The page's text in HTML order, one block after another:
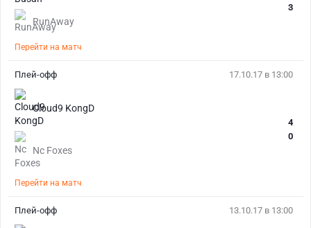
RunAway
3
Перейти на матч
17.10.17 в 13:00
Cloud9 KongD
Nc Foxes
4
0
Перейти на матч
Плей-офф
13.10.17 в 13:00
Плей-офф